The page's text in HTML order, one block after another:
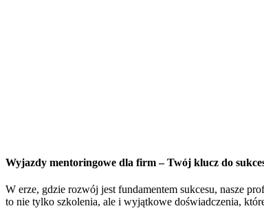
Wyjazdy mentoringowe dla firm – Twój klucz do
W erze, gdzie rozwój jest fundamentem sukcesu, nasze
to nie tylko szkolenia, ale i wyjątkowe doświadczenia,